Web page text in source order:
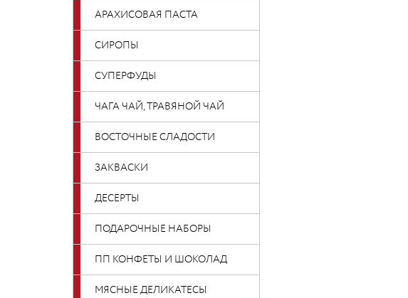
АРАХИСОВАЯ ПАСТА
СИРОПЫ
СУПЕРФУДЫ
ЧАГА ЧАЙ, ТРАВЯНОЙ ЧАЙ
ВОСТОЧНЫЕ СЛАДОСТИ
ЗАКВАСКИ
ДЕСЕРТЫ
ПОДАРОЧНЫЕ НАБОРЫ
ПП КОНФЕТЫ И ШОКОЛАД
МЯСНЫЕ ДЕЛИКАТЕСЫ